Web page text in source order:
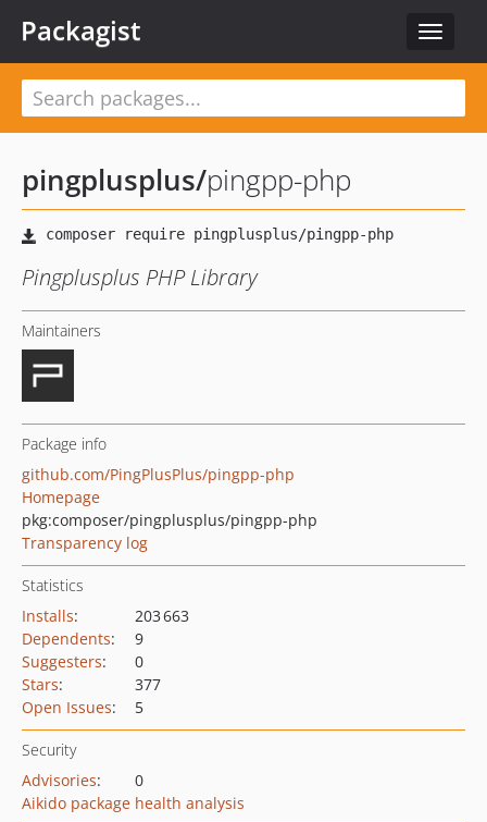
Toggle
Packagist
pingplusplus/pingpp-php
Pingplusplus PHP Library
Maintainers
Package info
github.com/PingPlusPlus/pingpp-php
Homepage
pkg:composer/pingplusplus/pingpp-php
Transparency log
Statistics
Installs:
203 663
Dependents:
9
Suggesters:
0
Stars:
377
Open Issues: 5
Security
Advisories:
0
Aikido package health analysis